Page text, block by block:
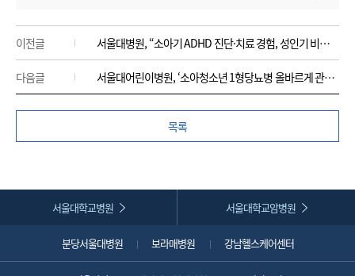
이전글 서울대병원, “소아기 ADHD 진단·치료 경험, 성인기 비만과 키 연관성 확인”
다음글 서울대어린이병원, ‘소아청소년 1형당뇨병 올바르게 관리하기’ 발간
목록
서울대학교병원 서울대학교암병원
분당서울대병원 보라매병원 강남헬스케어센터